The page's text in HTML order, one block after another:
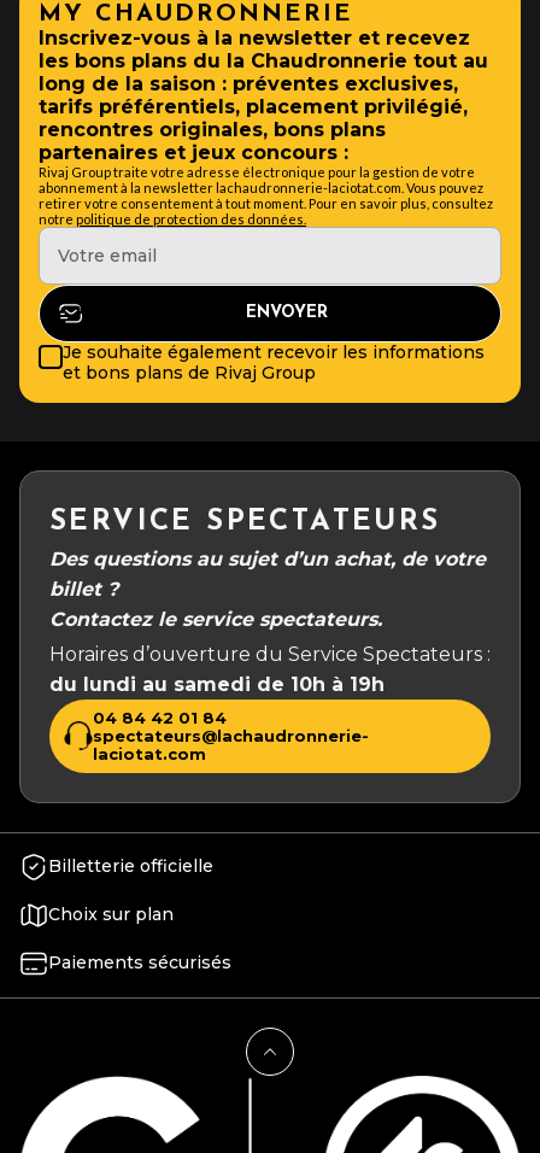
MY CHAUDRONNERIE
Inscrivez-vous à la newsletter et recevez
les bons plans du la Chaudronnerie tout au
long de la saison : préventes exclusives,
tarifs préférentiels, placement privilégié,
rencontres originales, bons plans
partenaires et jeux concours :
Rivaj Group traite votre adresse électronique pour la gestion de votre
abonnement à la newsletter lachaudronnerie-laciotat.com. Vous pouvez
retirer votre consentement à tout moment. Pour en savoir plus, consultez
notre politique de protection des données.
Je souhaite également recevoir les informations
et bons plans de Rivaj Group
SERVICE SPECTATEURS
Des questions au sujet d’un achat, de votre
billet ?
Contactez le service spectateurs.
Horaires d’ouverture du Service Spectateurs :
du lundi au samedi de 10h à 19h
04 84 42 01 84
spectateurs@lachaudronnerie-
laciotat.com
Billetterie officielle
Choix sur plan
Paiements sécurisés